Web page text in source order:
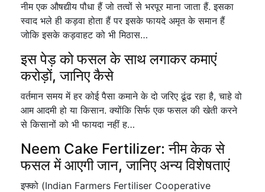
नीम एक औषद्यीय पौधा हैं जो तत्वों से भरपूर माना जाता हैं. इसका
स्वाद भले ही कड़वा होता हैं पर इसके फायदे अमृत के समान हैं
जोकि इसके कड़वाहट को भी मिठास…
इस पेड़ को फसल के साथ लगाकर कमाएं
करोड़ों, जानिए कैसे
वर्तमान समय में हर कोई पैसा कमाने के दो जरिए ढूंढ रहा है, चाहे वो
आम आदमी हो या किसान. क्योंकि सिर्फ एक फसल की खेती करने
से किसानों को भी फायदा नहीं ह…
Neem Cake Fertilizer: नीम केक से
फसल में आएगी जान, जानिए अन्य विशेषताएं
इफ्को (Indian Farmers Fertiliser Cooperative